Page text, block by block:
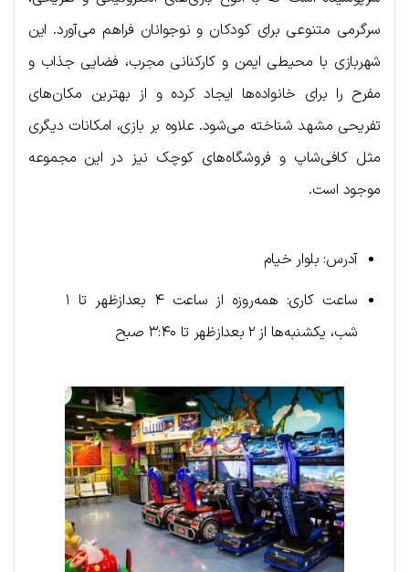
سرگرمی متنوعی برای کودکان و نوجوانان فراهم می‌آورد. این
شهربازی با محیطی ایمن و کارکنانی مجرب، فضایی جذاب و
مفرح را برای خانواده‌ها ایجاد کرده و از بهترین مکان‌های
تفریحی مشهد شناخته می‌شود. علاوه بر بازی، امکانات دیگری
مثل کافی‌شاپ و فروشگاه‌های کوچک نیز در این مجموعه
موجود است.
آدرس: بلوار خیام
ساعت کاری: همه‌روزه از ساعت ۴ بعدازظهر تا ۱
شب، یکشنبه‌ها از ۲ بعدازظهر تا ۳:۴۰ صبح